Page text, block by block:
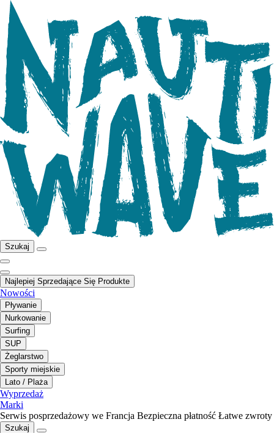
Szukaj
Najlepiej Sprzedające Się Produkte
Nowości
Pływanie
Nurkowanie
Surfing
SUP
Żeglarstwo
Sporty miejskie
Lato / Plaża
Wyprzedaż
Marki
Serwis posprzedażowy we Francja Bezpieczna płatność Łatwe zwroty
Szukaj